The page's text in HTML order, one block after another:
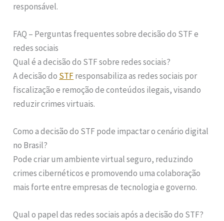
responsável.
FAQ – Perguntas frequentes sobre decisão do STF e
redes sociais
Qual é a decisão do STF sobre redes sociais?
A decisão do STFresponsabiliza as redes sociais por
fiscalização e remoção de conteúdos ilegais, visando
reduzir crimes virtuais.
Como a decisão do STF pode impactar o cenário digital
no Brasil?
Pode criar um ambiente virtual seguro, reduzindo
crimes cibernéticos e promovendo uma colaboração
mais forte entre empresas de tecnologia e governo.
Qual o papel das redes sociais após a decisão do STF?